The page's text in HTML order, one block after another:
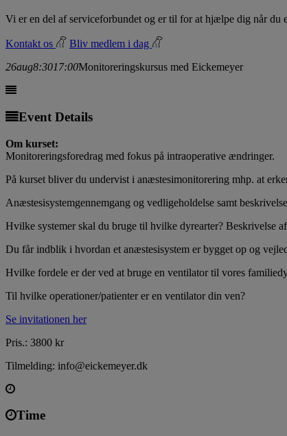
Vi er en del af serviceforbundet og er til for at hjælpe dig når
Kontakt os
Bliv medlem i dag
26aug8:3017:00Monitoreringskursus med Eickemeyer
Event Details
Om kurset:
Monitoreringsforedrag med fokus på intraoperative ændringer.
På kurset bliver du undervist i anæstesimonitorering mhp. at
Anæstesisystemgennemgang og vedligeholdelse samt
Hvilke systemer skal du bruge til hvilke dyrearter? Beskrivelse
Du får indblik i hvordan et anæstesisystem er bygget op og
Hvilke fordele er der ved at bruge en ventilator til vores
Til hvilke operationer/patienter er en ventilator din ven?
Se invitationen her
Pris.: 3800 kr
Tilmelding: info@eickemeyer.dk
Time